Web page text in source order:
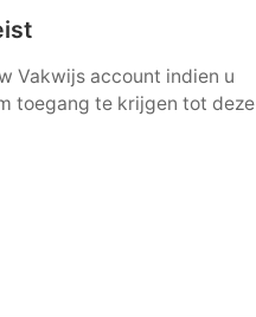
Vakwijs account indien u
toegang te krijgen tot deze